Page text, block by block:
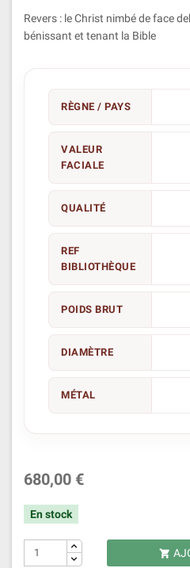
Revers : le Christ nimbé de face
bénissant et tenant la Bible
RÈGNE / PAYS
VALEUR
FACIALE
QUALITÉ
REF
BIBLIOTHÈQUE
POIDS BRUT
DIAMÈTRE
MÉTAL
680,00 €
En stock
